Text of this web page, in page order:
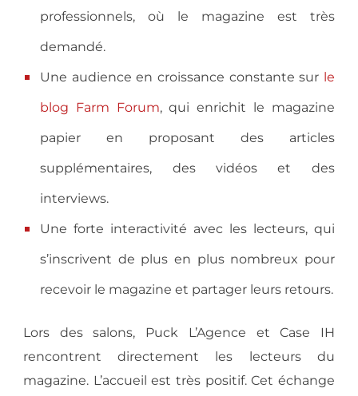
professionnels, où le magazine est très
demandé.
Une audience en croissance constante sur le
blog Farm Forum, qui enrichit le magazine
papier en proposant des articles
supplémentaires, des vidéos et des
interviews.
Une forte interactivité avec les lecteurs, qui
s’inscrivent de plus en plus nombreux pour
recevoir le magazine et partager leurs retours.
Lors des salons, Puck L’Agence et Case IH
rencontrent directement les lecteurs du
magazine. L’accueil est très positif. Cet échange